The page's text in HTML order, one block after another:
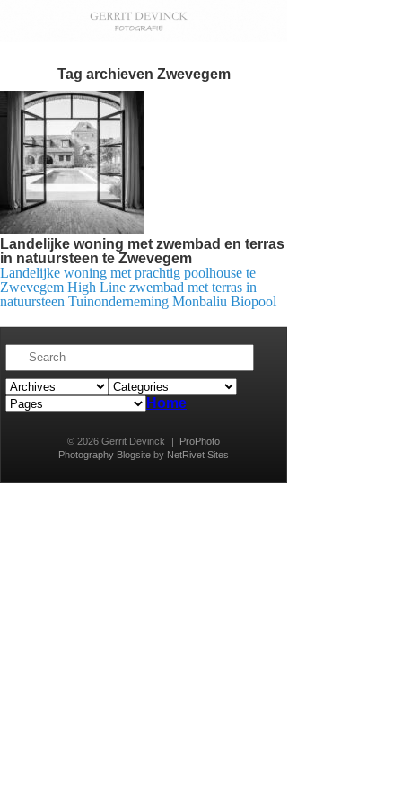
Tag archieven Zwevegem
Landelijke woning met zwembad en terras
in natuursteen te Zwevegem
Landelijke woning met prachtig poolhouse te
Zwevegem High Line zwembad met terras in
natuursteen Tuinonderneming Monbaliu Biopool
Home
© 2026 Gerrit Devinck |
ProPhoto
Photography Blogsite by NetRivet Sites